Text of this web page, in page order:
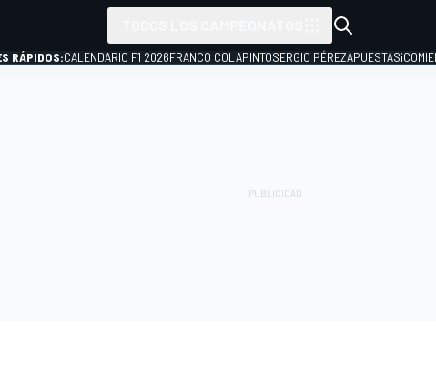
RÁPIDOS:CALENDARIO F1 2026FRANCO COLAPINTOSERGIO PÉREZAPUESTAS